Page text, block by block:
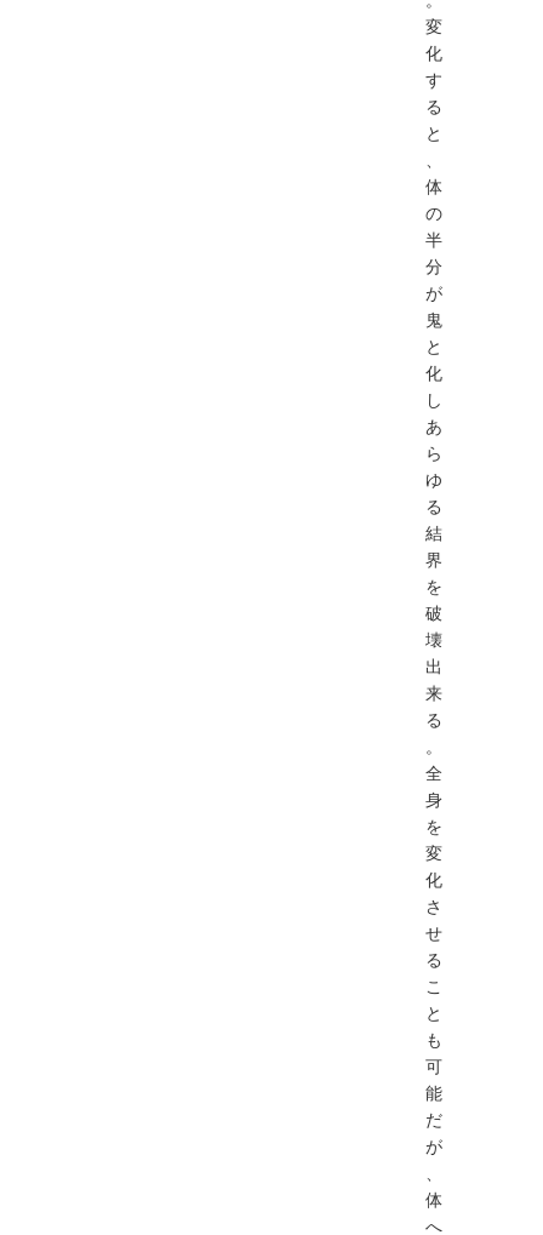
変
化
す
る
と
、
体
の
半
分
が
鬼
と
化
し
あ
ら
ゆ
る
結
界
を
破
壊
出
来
る
。
全
身
を
変
化
さ
せ
る
こ
と
も
可
能
だ
が
、
体
へ